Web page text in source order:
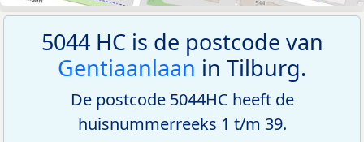
5044 HC is de postcode van
Gentiaanlaan in Tilburg.
De postcode 5044HC heeft de
huisnummerreeks 1 t/m 39.